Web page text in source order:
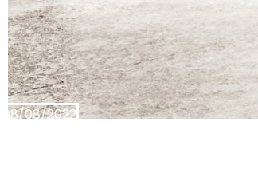
08/08/2022